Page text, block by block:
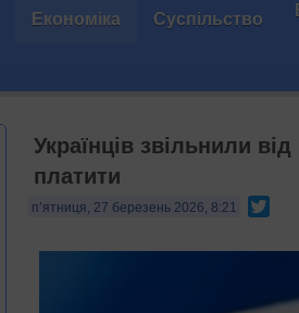
Економіка Суспільство
Українців звільнили
платити
п’ятниця, 27 березень 2026, 8:21